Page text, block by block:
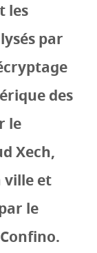
les
par
des
le
Xech,
ville et
le